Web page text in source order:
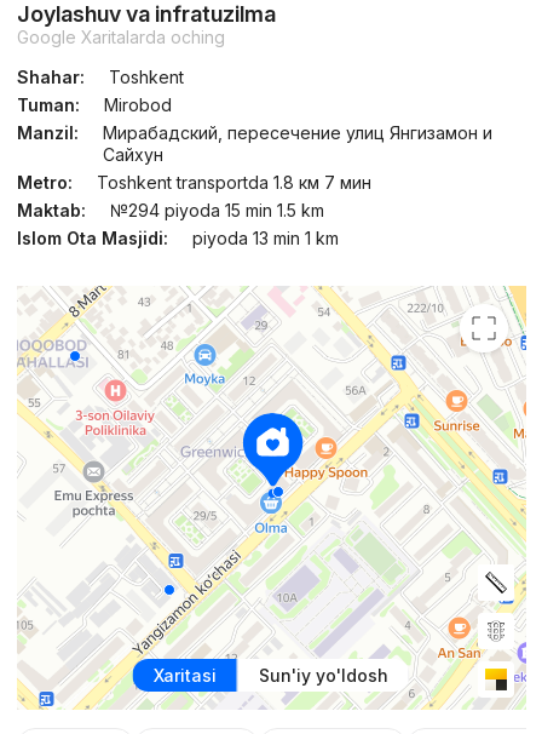
Joylashuv va infratuzilma
Google Xaritalarda oching
Shahar:
Toshkent
Tuman:
Mirobod
Manzil:
Мирабадский, пересечение улиц Янгизамон и
Сайхун
Metro:
Toshkent transportda 1.8 км 7 мин
Maktab:
№294 piyoda 15 min 1.5 km
Islom Ota Masjidi:
piyoda 13 min 1 km
Xaritasi Sun'iy yo'ldosh